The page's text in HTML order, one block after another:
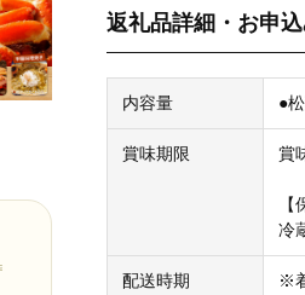
返礼品詳細・お申
内容量 ●
賞味期限 賞
【
冷
配送時期
※